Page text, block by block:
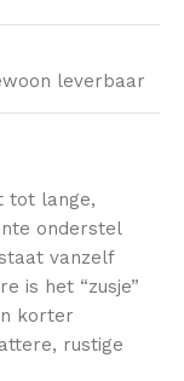
leverbaar
tot lange,
onderstel
vanzelf
is het “zusje”
korter
rustige